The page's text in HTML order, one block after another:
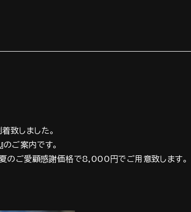
致しました。
ご案内です。
ご愛顧感謝価格で8,000円でご用意致します。